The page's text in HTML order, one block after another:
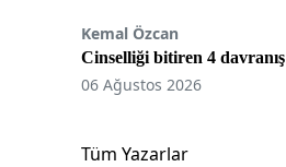
Kemal Özcan
Cinselliği bitiren 4 davranış
06 Ağustos 2026
Tüm Yazarlar